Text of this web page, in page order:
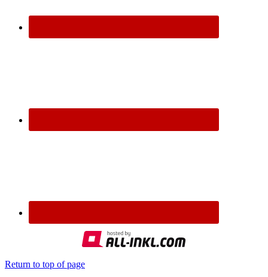
Return to top of page